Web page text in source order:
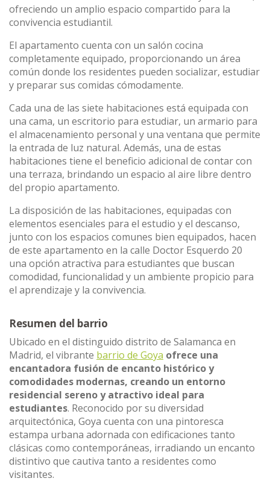
ofreciendo un amplio espacio compartido para la
convivencia estudiantil.
El apartamento cuenta con un salón cocina
completamente equipado, proporcionando un área
común donde los residentes pueden socializar, estudiar
y preparar sus comidas cómodamente.
Cada una de las siete habitaciones está equipada con
una cama, un escritorio para estudiar, un armario para
el almacenamiento personal y una ventana que permite
la entrada de luz natural. Además, una de estas
habitaciones tiene el beneficio adicional de contar con
una terraza, brindando un espacio al aire libre dentro
del propio apartamento.
La disposición de las habitaciones, equipadas con
elementos esenciales para el estudio y el descanso,
junto con los espacios comunes bien equipados, hacen
de este apartamento en la calle Doctor Esquerdo 20
una opción atractiva para estudiantes que buscan
comodidad, funcionalidad y un ambiente propicio para
el aprendizaje y la convivencia.
Resumen del barrio
Ubicado en el distinguido distrito de Salamanca en
Madrid, el vibrante barrio de Goya ofrece una
encantadora fusión de encanto histórico y
comodidades modernas, creando un entorno
residencial sereno y atractivo ideal para
estudiantes. Reconocido por su diversidad
arquitectónica, Goya cuenta con una pintoresca
estampa urbana adornada con edificaciones tanto
clásicas como contemporáneas, irradiando un encanto
distintivo que cautiva tanto a residentes como
visitantes.